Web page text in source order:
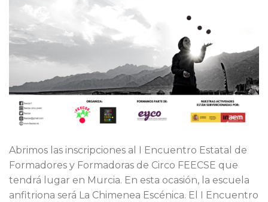
Abrimos las inscripciones al I Encuentro Estatal de
Formadores y Formadoras de Circo FEECSE que
tendrá lugar en Murcia. En esta ocasión, la escuela
anfitriona será La Chimenea Escénica. El I Encuentro